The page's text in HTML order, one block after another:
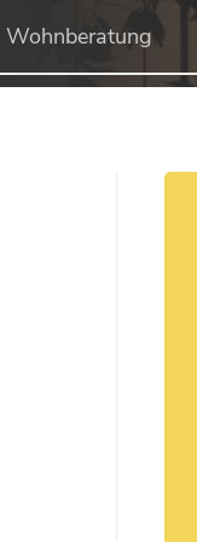
Wohnberatung